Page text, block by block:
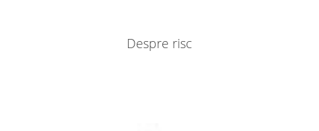
Despre risc